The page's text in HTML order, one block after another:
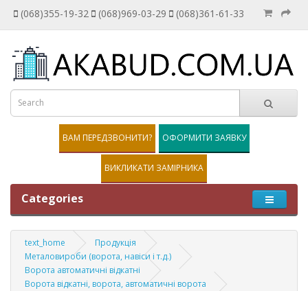
(068)355-19-32 (068)969-03-29 (068)361-61-33
ВАМ ПЕРЕДЗВОНИТИ? ОФОРМИТИ ЗАЯВКУ
ВИКЛИКАТИ ЗАМІРНИКА
Categories
text_home
Продукція
Металовироби (ворота, навіси і т.д.)
Ворота автоматичні відкатні
Ворота відкатні, ворота, автоматичні ворота